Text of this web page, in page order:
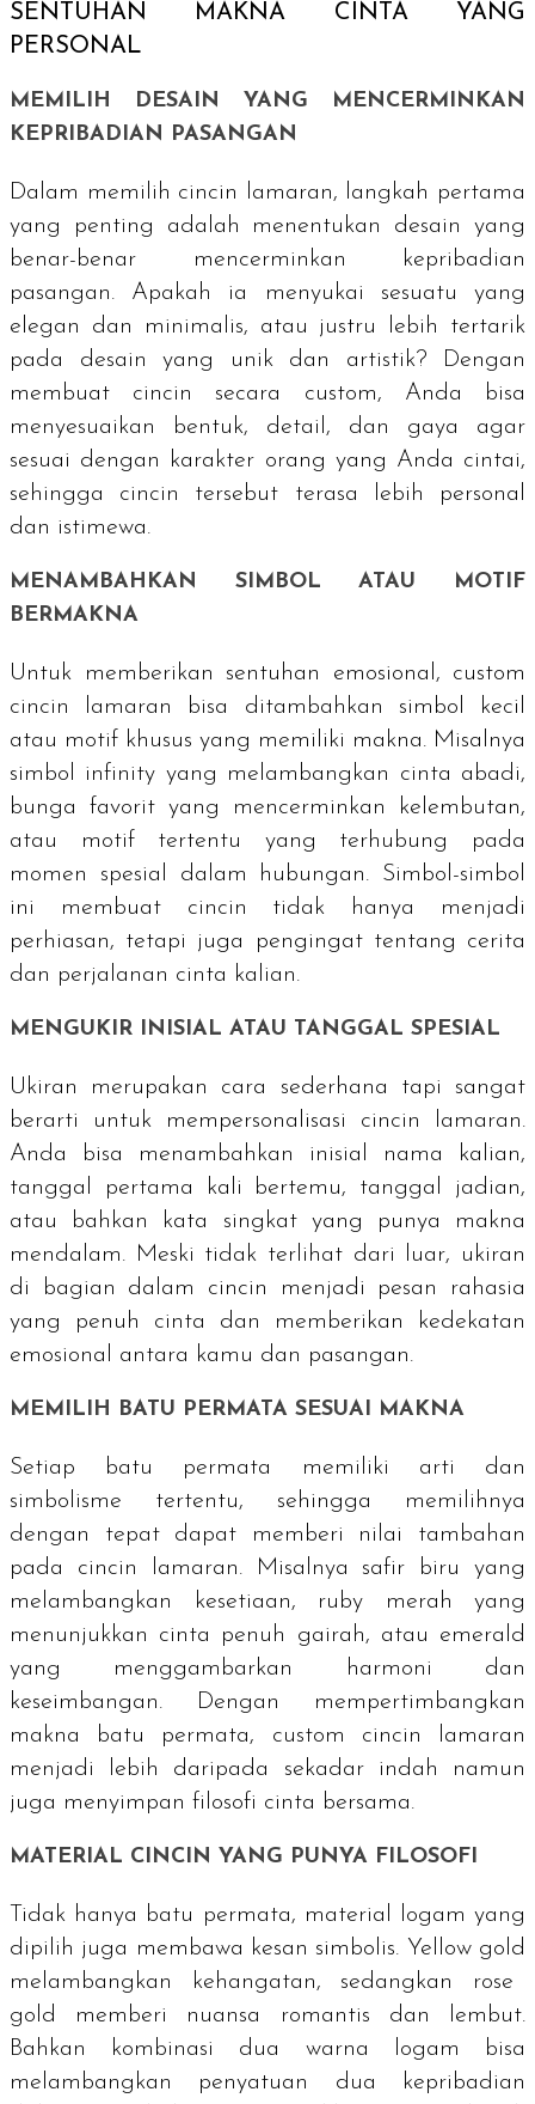
SENTUHAN MAKNA CINTA YANG
PERSONAL
MEMILIH DESAIN YANG MENCERMINKAN
KEPRIBADIAN PASANGAN
Dalam memilih cincin lamaran, langkah pertama
yang penting adalah menentukan desain yang
benar-benar mencerminkan kepribadian
pasangan. Apakah ia menyukai sesuatu yang
elegan dan minimalis, atau justru lebih tertarik
pada desain yang unik dan artistik? Dengan
membuat cincin secara custom, Anda bisa
menyesuaikan bentuk, detail, dan gaya agar
sesuai dengan karakter orang yang Anda cintai,
sehingga cincin tersebut terasa lebih personal
dan istimewa.
MENAMBAHKAN SIMBOL ATAU MOTIF
BERMAKNA
Untuk memberikan sentuhan emosional, custom
cincin lamaran bisa ditambahkan simbol kecil
atau motif khusus yang memiliki makna. Misalnya
simbol infinity yang melambangkan cinta abadi,
bunga favorit yang mencerminkan kelembutan,
atau motif tertentu yang terhubung pada
momen spesial dalam hubungan. Simbol-simbol
ini membuat cincin tidak hanya menjadi
perhiasan, tetapi juga pengingat tentang cerita
dan perjalanan cinta kalian.
MENGUKIR INISIAL ATAU TANGGAL SPESIAL
Ukiran merupakan cara sederhana tapi sangat
berarti untuk mempersonalisasi cincin lamaran.
Anda bisa menambahkan inisial nama kalian,
tanggal pertama kali bertemu, tanggal jadian,
atau bahkan kata singkat yang punya makna
mendalam. Meski tidak terlihat dari luar, ukiran
di bagian dalam cincin menjadi pesan rahasia
yang penuh cinta dan memberikan kedekatan
emosional antara kamu dan pasangan.
MEMILIH BATU PERMATA SESUAI MAKNA
Setiap batu permata memiliki arti dan
simbolisme tertentu, sehingga memilihnya
dengan tepat dapat memberi nilai tambahan
pada cincin lamaran. Misalnya safir biru yang
melambangkan kesetiaan, ruby
merah yang
menunjukkan cinta penuh gairah, atau emerald
yang menggambarkan harmoni dan
keseimbangan. Dengan mempertimbangkan
makna batu permata, custom cincin lamaran
menjadi lebih daripada sekadar indah namun
juga menyimpan filosofi cinta bersama.
MATERIAL CINCIN YANG PUNYA FILOSOFI
Tidak hanya batu permata, material logam yang
dipilih juga membawa kesan simbolis. Yellow gold
melambangkan kehangatan, sedangkan
rose
gold memberi nuansa romantis dan lembut.
Bahkan kombinasi dua warna logam bisa
melambangkan penyatuan dua kepribadian